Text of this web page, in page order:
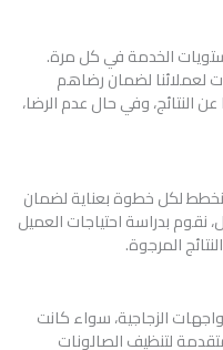
الخدمة في كل مرة.
لعملائنا لضمان رضاهم
النتائج، وفي حال عدم الرضا،
لكل خطوة بعناية لضمان
نقوم بدراسة احتياجات العميل
المرجوة.
الزجاجية، سواء كانت
لتنظيف الصالونات